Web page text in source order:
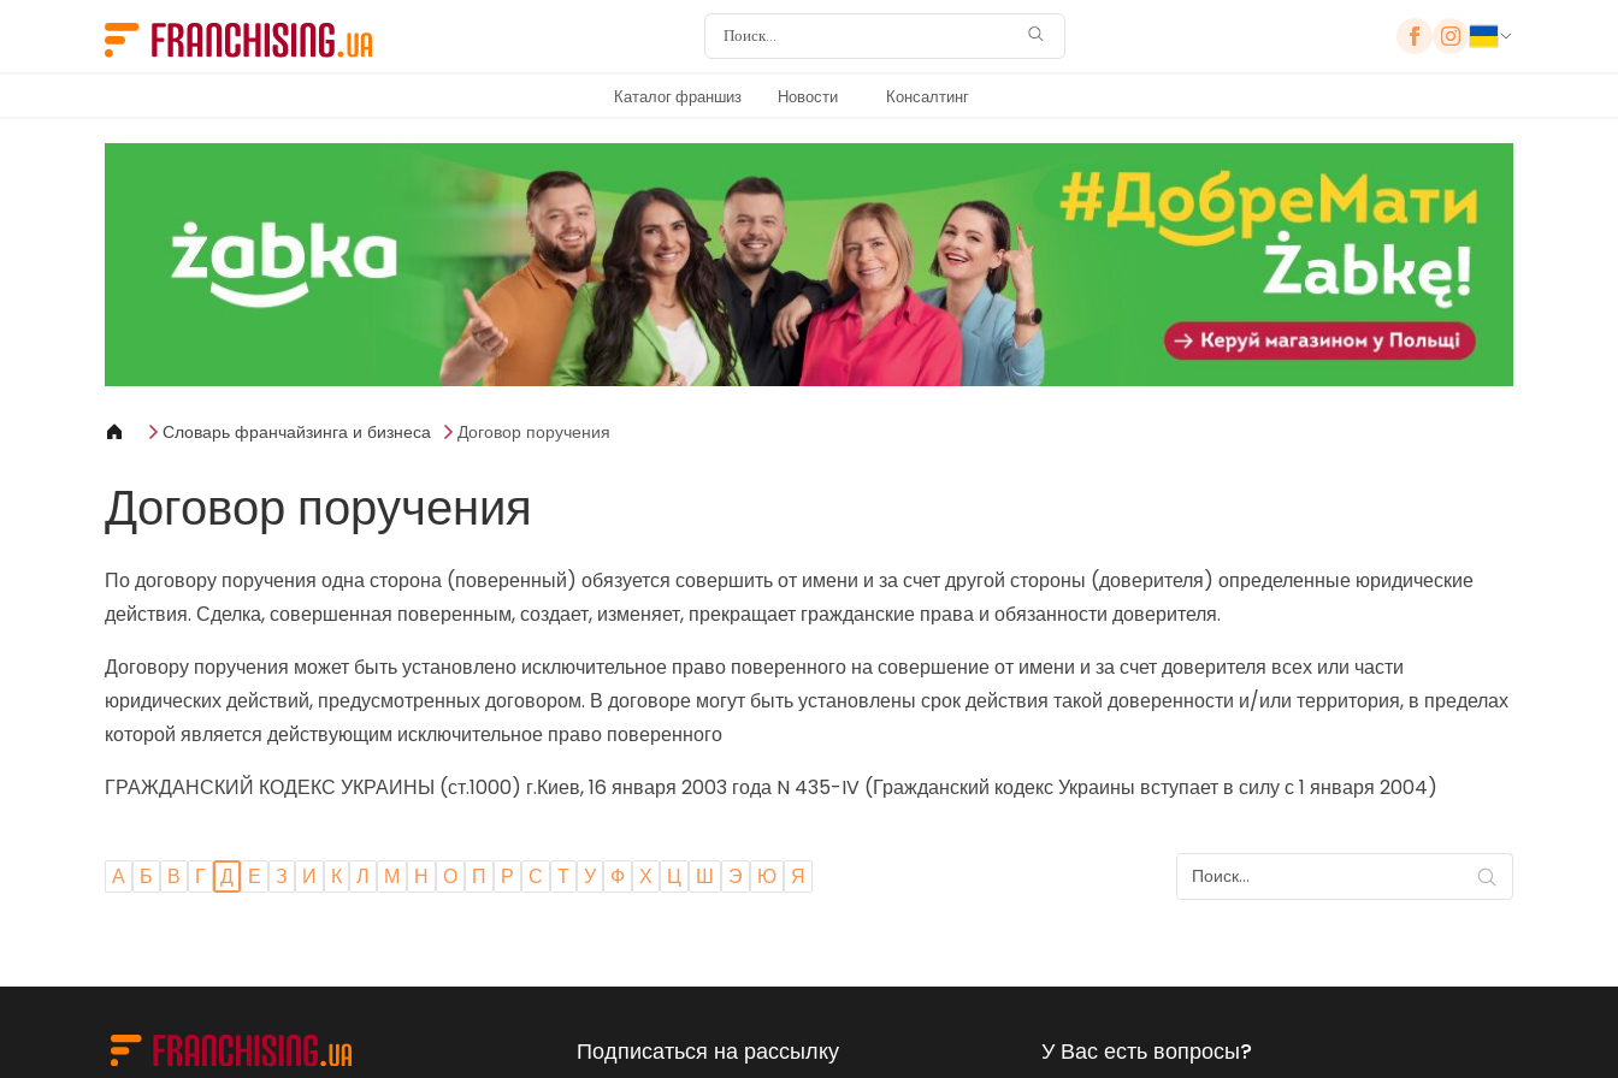
Каталог франшиз Новости Консалтинг
Словарь франчайзинга и бизнеса Договор поручения
Договор поручения
По договору поручения одна сторона (поверенный) обязуется совершить от имени и за счет другой стороны (доверителя) определенные юридические
действия. Сделка, совершенная поверенным, создает, изменяет, прекращает гражданские права и обязанности доверителя.
Договору поручения может быть установлено исключительное право поверенного на совершение от имени и за счет доверителя всех или части
юридических действий, предусмотренных договором. В договоре могут быть установлены срок действия такой доверенности и/или территория, в пределах
которой является действующим исключительное право поверенного
ГРАЖДАНСКИЙ КОДЕКС УКРАИНЫ (ст.1000) г.Киев, 16 января 2003 года N 435-IV (Гражданский кодекс Украины вступает в силу с 1 января 2004)
А Б В Г Д Е З И К Л М Н О П Р С Т У Ф Х Ц Ш Э Ю Я
Подписаться на рассылку У Вас есть вопросы?